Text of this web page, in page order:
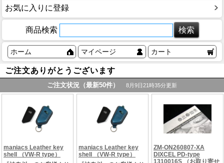
お気に入りに登録
商品検索
ホーム マイページ カート
ご注文ありがとうございます